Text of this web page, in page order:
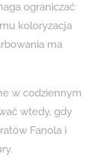
ograniczać
koloryzacja
ma
w codziennym
wtedy, gdy
Fanola i